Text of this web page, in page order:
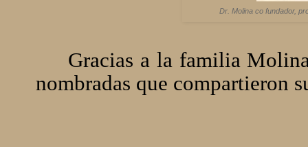
Dr. Molina co fundador,
Gracias a la familia
nombradas que compartieron